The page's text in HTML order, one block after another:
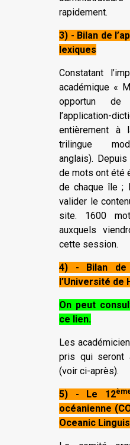
rapidement.
3) - Bilan de
lexiques
Constatant
académique «
opportun de
l’application-
entièrement à
trilingue
anglais).
de mots ont été
de chaque île ;
valider le
site. 1600
auxquels
cette session.
4) - Bilan de
l’Université de
On peut
ce lien.
Les
pris qui seront
(voir ci-après).
5) - Le 12
océanienne
Oceanic